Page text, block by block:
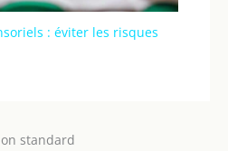
: éviter les risques